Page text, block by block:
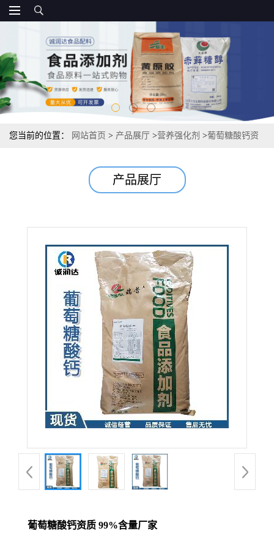
您当前的位置： 网站首页 > 产品展厅 >营养强化剂 >葡萄糖酸钙资
产品展厅
葡萄糖酸钙资质 99%含量厂家